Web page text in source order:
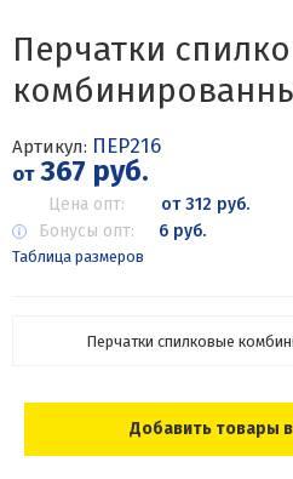
Перчатки
Артикул: ПЕР216
от367 руб.
Цена опт:
от 312 руб.
Бонусы опт:
6 руб.
Таблица размеров
Перчатки спилковые
Добавить товары